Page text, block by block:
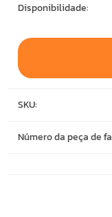
Disponibilidade:
SKU:
Número da peça de